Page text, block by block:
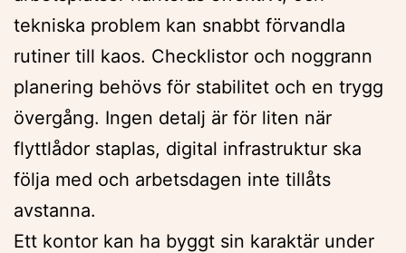
tekniska problem kan snabbt förvandla
rutiner till kaos. Checklistor och noggrann
planering behövs för stabilitet och en trygg
övergång. Ingen detalj är för liten när
flyttlådor staplas, digital infrastruktur ska
följa med och arbetsdagen inte tillåts
avstanna.
Ett kontor kan ha byggt sin karaktär under